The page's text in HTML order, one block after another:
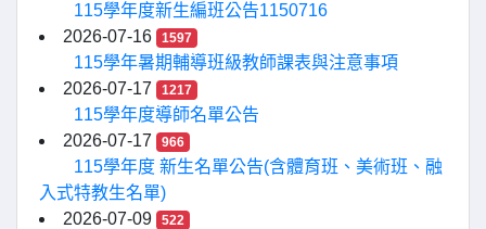
115學年度新生編班公告1150716
2026-07-16
1597
115學年暑期輔導班級教師課表與注意事項
2026-07-17
1217
115學年度導師名單公告
2026-07-17
966
115學年度 新生名單公告(含體育班、美術班、融
入式特教生名單)
2026-07-09
522